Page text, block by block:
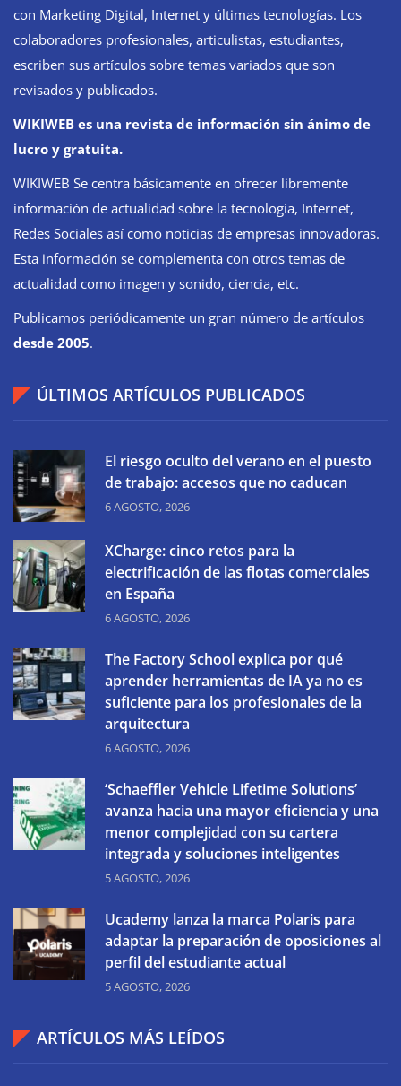
con Marketing Digital, Internet y últimas tecnologías. Los
colaboradores profesionales, articulistas, estudiantes,
escriben sus artículos sobre temas variados que son
revisados y publicados.
WIKIWEB es una revista de información sin ánimo de
lucro y gratuita.
WIKIWEB Se centra básicamente en ofrecer libremente
información de actualidad sobre la tecnología, Internet,
Redes Sociales así como noticias de empresas innovadoras.
Esta información se complementa con otros temas de
actualidad como imagen y sonido, ciencia, etc.
Publicamos periódicamente un gran número de artículos
desde 2005.
ÚLTIMOS ARTÍCULOS PUBLICADOS
El riesgo oculto del verano en el puesto
de trabajo: accesos que no caducan
6 AGOSTO, 2026
XCharge: cinco retos para la
electrificación de las flotas comerciales
en España
6 AGOSTO, 2026
The Factory School explica por qué
aprender herramientas de IA ya no es
suficiente para los profesionales de la
arquitectura
6 AGOSTO, 2026
‘Schaeffler Vehicle Lifetime Solutions’
avanza hacia una mayor eficiencia y una
menor complejidad con su cartera
integrada y soluciones inteligentes
5 AGOSTO, 2026
Ucademy lanza la marca Polaris para
adaptar la preparación de oposiciones al
perfil del estudiante actual
5 AGOSTO, 2026
ARTÍCULOS MÁS LEÍDOS